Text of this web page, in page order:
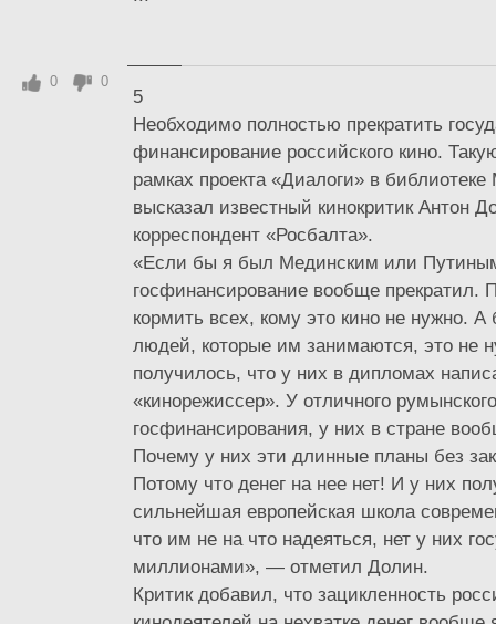
5
Необходимо полностью прекратить
финансирование российского кино.
рамках проекта «Диалоги» в библиотеке
высказал известный кинокритик Антон
корреспондент «Росбалта».
«Если бы я был Мединским или
госфинансирование вообще прекратил.
кормить всех, кому это кино не нужно.
людей, которые им занимаются, это не
получилось, что у них в дипломах
«кинорежиссер». У отличного
госфинансирования, у них в стране
Почему у них эти длинные планы без
Потому что денег на нее нет! И у них
сильнейшая европейская школа
что им не на что надеяться, нет у них
миллионами», — отметил Долин.
Критик добавил, что зацикленность
0 0